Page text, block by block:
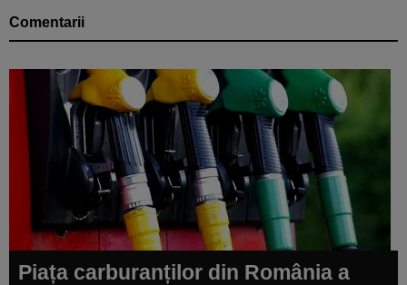
Comentarii
Piața carburanților din România a